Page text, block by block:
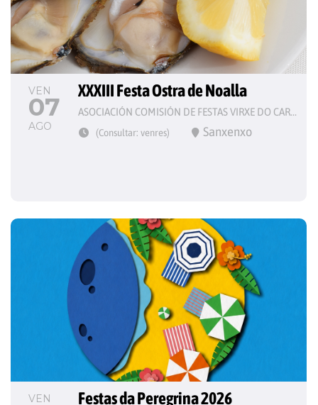
VEN
07
AGO
XXXIII Festa Ostra de Noalla
ASOCIACIÓN COMISIÓN DE FESTAS VIRXE DO CARME
(Consultar: venres) Sanxenxo
VEN Festas da Peregrina 2026